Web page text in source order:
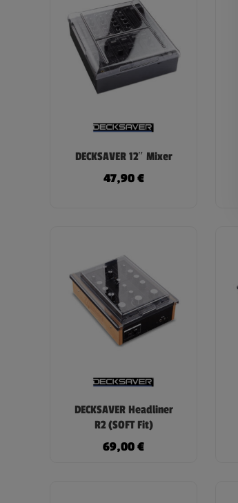
DECKSAVER 12″ Mixer
47,90€
DECKSAVER Headliner
R2 (SOFT Fit)
69,00€